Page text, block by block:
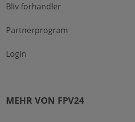
Bliv forhandler
Partnerprogram
Login
MEHR VON FPV24